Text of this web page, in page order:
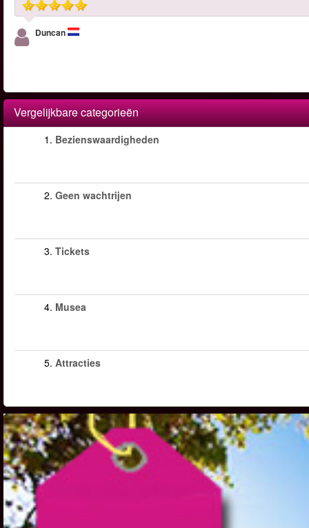
Duncan
Vergelijkbare categorieën
1. Bezienswaardigheden
2. Geen wachtrijen
3. Tickets
4. Musea
5. Attracties